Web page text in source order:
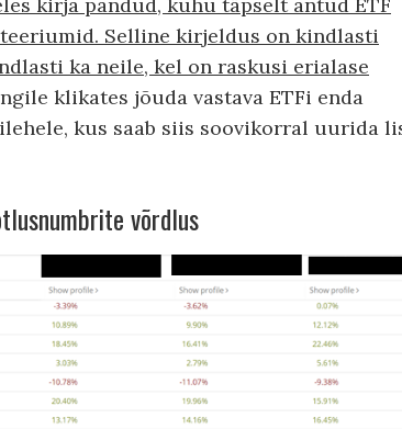
kirja pandud, kuhu täpselt antud ETF
Selline kirjeldus on kindlasti
ka neile, kel on raskusi erialase
klikates jõuda vastava ETFi enda
kus saab siis soovikorral uurida
võrdlus